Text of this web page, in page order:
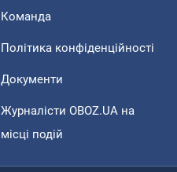
Команда
Політика конфіденційності
Документи
Журналісти OBOZ.UA на
місці подій